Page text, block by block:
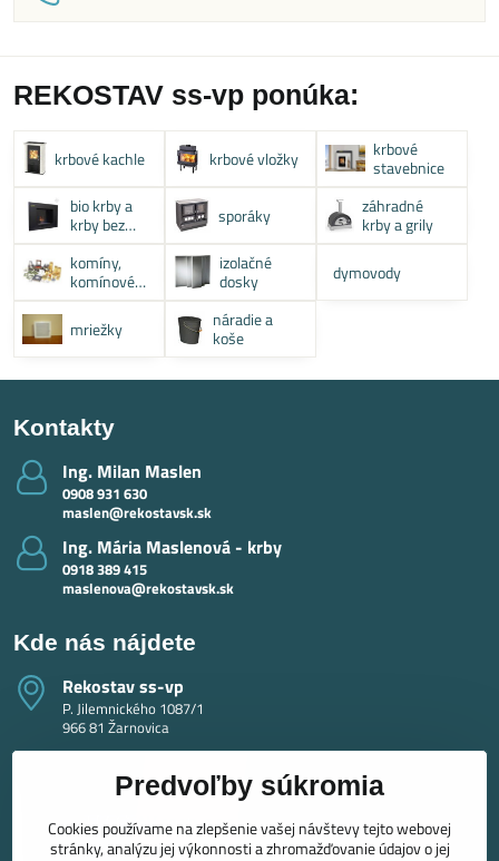
REKOSTAV ss-vp ponúka:
krbové kachle krbové vložky
krbové
stavebnice
bio krby a
krby bez
komína
sporáky
záhradné
krby a grily
komíny,
komínové
systémy
izolačné
dosky
dymovody
mriežky
náradie a
koše
Kontakty
Ing​. Milan Maslen
0908 931 630
maslen@rekostavsk.sk
Ing​. Mária Maslenová - krby
0918 389 415
maslenova@rekostavsk.sk
Kde nás nájdete
Rekostav ss-vp
P. Jilemnického 1087/1
966 81 Žarnovica
Predvoľby súkromia
Cookies používame na zlepšenie vašej návštevy tejto webovej
stránky, analýzu jej výkonnosti a zhromažďovanie údajov o jej